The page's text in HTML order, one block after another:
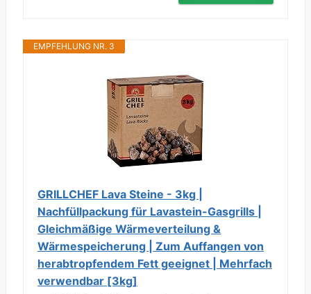
EMPFEHLUNG NR. 3
GRILLCHEF Lava Steine - 3kg |
Nachfüllpackung für Lavastein-Gasgrills |
Gleichmäßige Wärmeverteilung &
Wärmespeicherung | Zum Auffangen von
herabtropfendem Fett geeignet | Mehrfach
verwendbar [3kg]